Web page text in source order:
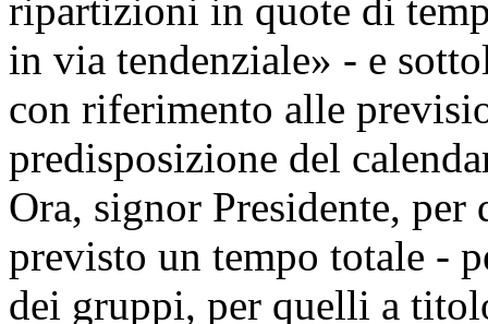
ripartizioni in quote di
in via tendenziale» - e
con riferimento alle
predisposizione del
Ora, signor Presidente,
previsto un tempo totale -
dei gruppi, per quelli a